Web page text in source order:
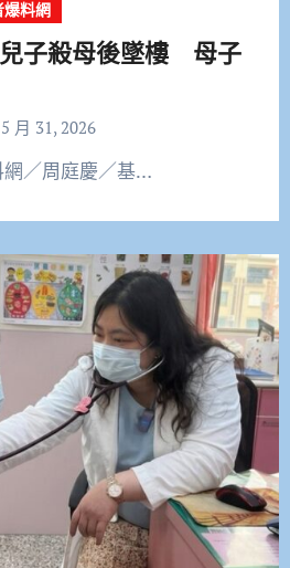
料網
子殺母後墜樓 母子
5 月 31, 2026
網／周庭慶／基…